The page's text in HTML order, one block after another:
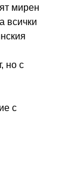
мирен
всички
но с
с